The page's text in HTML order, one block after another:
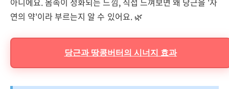
연의 약'이라 부르는지 알 수 있어요. 🌿
당근과 땅콩버터의 시너지 효과